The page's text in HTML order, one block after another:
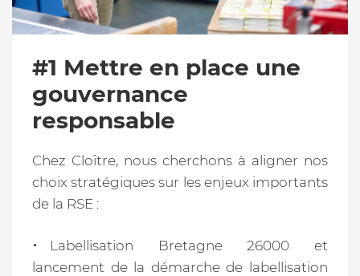
#1 Mettre en place une
gouvernance
responsable
Chez Cloître, nous cherchons à aligner nos
choix stratégiques sur les enjeux importants
de la RSE :
Labellisation Bretagne 26000 et
lancement de la démarche de labellisation